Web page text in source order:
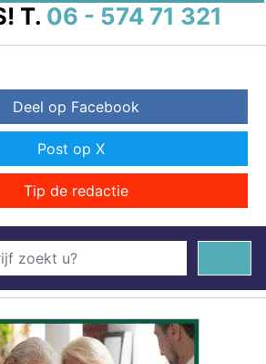
T. 06 - 574 71 321
Deel op Facebook
Post op X
Tip de redactie